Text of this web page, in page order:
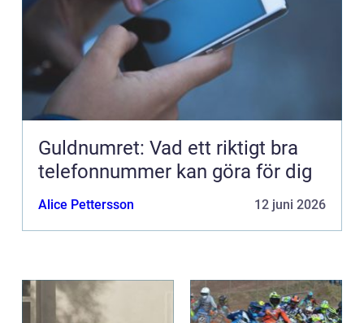
Guldnumret: Vad ett riktigt bra
telefonnummer kan göra för dig
Alice Pettersson 12 juni 2026